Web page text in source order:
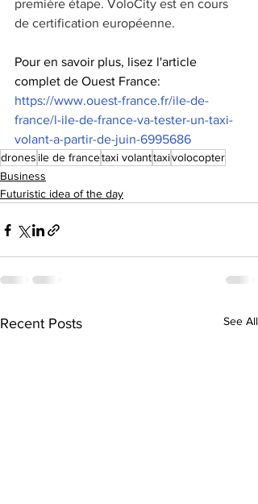
première étape. VoloCity est en cours
de certification européenne.
Pour en savoir plus, lisez l'article
complet de Ouest France:
https://www.ouest-france.fr/ile-de-
france/l-ile-de-france-va-tester-un-taxi-
volant-a-partir-de-juin-6995686
drones ile de francetaxi volanttaxivolocopter
Business
Futuristic idea of the day
Recent Posts See All